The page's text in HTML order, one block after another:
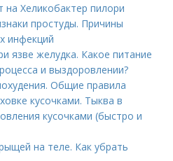
на Хеликобактер пилори
простуды. Причины
инфекций
язве желудка. Какое питание
и выздоровлении?
Общие правила
кусочками. Тыква в
кусочками (быстро и
на теле. Как убрать